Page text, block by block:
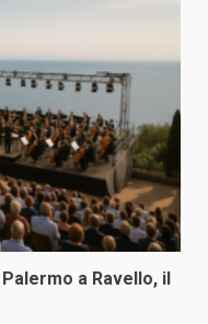
a Ravello, il